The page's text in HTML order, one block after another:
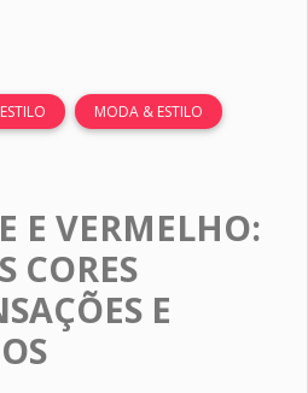
MODA & ESTILO
E VERMELHO:
CORES
E